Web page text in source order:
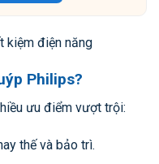
kiệm điện năng
Philips?
ưu điểm vượt trội:
thế và bảo trì.